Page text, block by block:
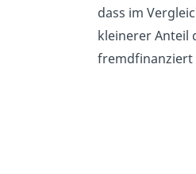
dass im
kleinerer Anteil
fremdfinanziert